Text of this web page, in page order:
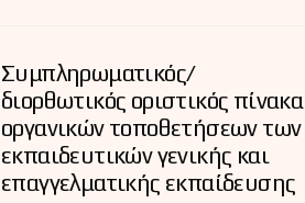
Συμπληρωματικός/
διορθωτικός οριστικός πίνακα
οργανικών τοποθετήσεων των
εκπαιδευτικών γενικής και
επαγγελματικής εκπαίδευσης